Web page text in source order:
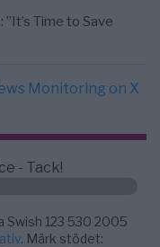
dras in i krig borde
största
sjukvården till ett
till casino online i
Monitoring on X
- Tack!
Swish 123 530 2005
. Märk stödet: